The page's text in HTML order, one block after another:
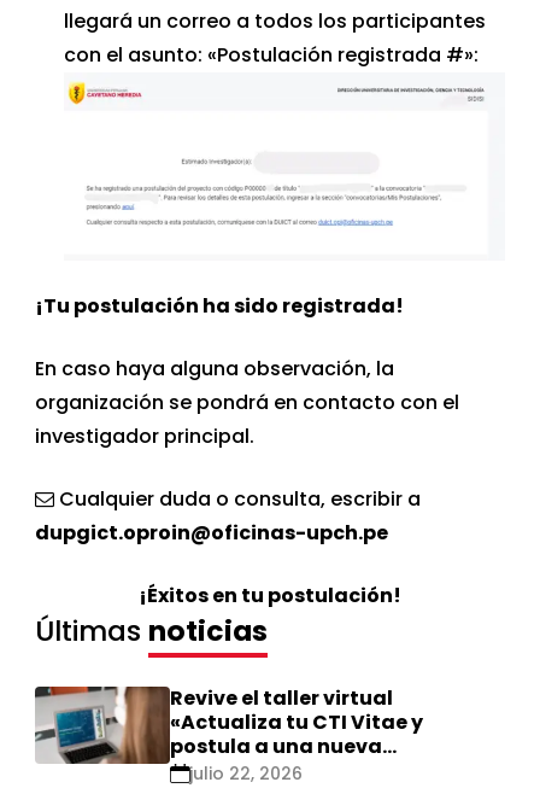
llegará un correo a todos los participantes
con el asunto: «Postulación registrada #»:
¡Tu postulación ha sido registrada!
En caso haya alguna observación, la
organización se pondrá en contacto con el
investigador principal.
Cualquier duda o consulta, escribir a
dupgict.oproin@oficinas-upch.pe
¡Éxitos en tu postulación!
Últimas noticias
Revive el taller virtual
«Actualiza tu CTI Vitae y
postula a una nueva
calificación Renacyt»
julio 22, 2026